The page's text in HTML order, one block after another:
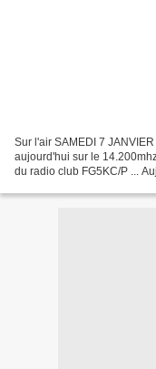
Sur l'air SAMEDI 7
aujourd'hui sur le
du radio club FG5KC/P ...